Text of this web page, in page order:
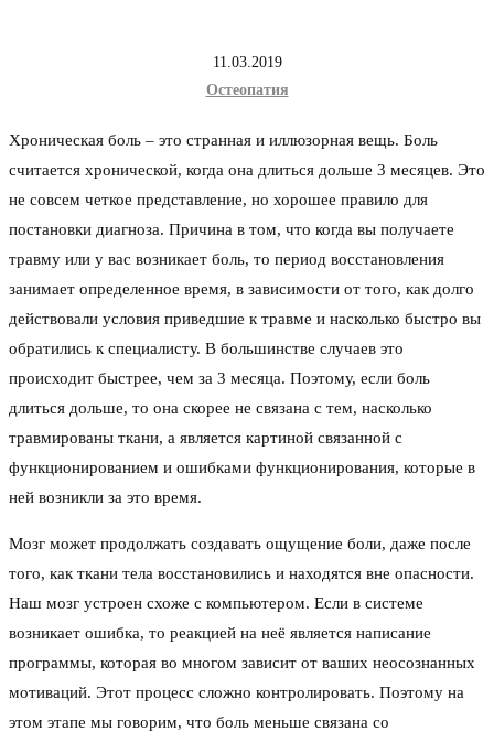
11.03.2019
Остеопатия
Хроническая боль – это странная и иллюзорная вещь. Боль
считается хронической, когда она длиться дольше 3 месяцев. Это
не совсем четкое представление, но хорошее правило для
постановки диагноза. Причина в том, что когда вы получаете
травму или у вас возникает боль, то период восстановления
занимает определенное время, в зависимости от того, как долго
действовали условия приведшие к травме и насколько быстро вы
обратились к специалисту. В большинстве случаев это
происходит быстрее, чем за 3 месяца. Поэтому, если боль
длиться дольше, то она скорее не связана с тем, насколько
травмированы ткани, а является картиной связанной с
функционированием и ошибками функционирования, которые в
ней возникли за это время.
Мозг может продолжать создавать ощущение боли, даже после
того, как ткани тела восстановились и находятся вне опасности.
Наш мозг устроен схоже с компьютером. Если в системе
возникает ошибка, то реакцией на неё является написание
программы, которая во многом зависит от ваших неосознанных
мотиваций. Этот процесс сложно контролировать. Поэтому на
этом этапе мы говорим, что боль меньше связана со